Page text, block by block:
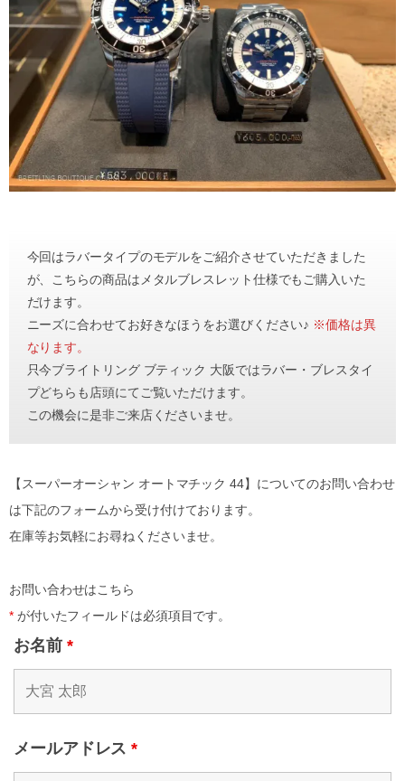
今回はラバータイプのモデルをご紹介させていただきました
が、こちらの商品はメタルブレスレット仕様でもご購入いた
だけます。
ニーズに合わせてお好きなほうをお選びください♪ ※価格は異
なります。
只今ブライトリング ブティック 大阪ではラバー・ブレスタイ
プどちらも店頭にてご覧いただけます。
この機会に是非ご来店くださいませ。
【スーパーオーシャン オートマチック 44】についてのお問い合わせ
は下記のフォームから受け付けております。
在庫等お気軽にお尋ねくださいませ。
お問い合わせはこちら
*が付いたフィールドは必須項目です。
お名前 *
メールアドレス*